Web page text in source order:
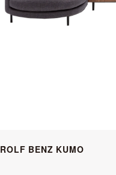
ROLF BENZ KUMO